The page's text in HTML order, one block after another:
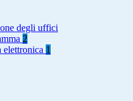
degli uffici
2
elettronica 1